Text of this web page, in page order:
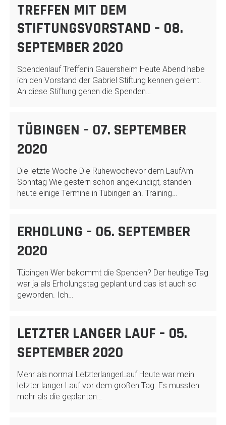
TREFFEN MIT DEM
STIFTUNGSVORSTAND – 08.
SEPTEMBER 2020
Spendenlauf Treffenin Gauersheim Heute Abend habe
ich den Vorstand der Gabriel Stiftung kennen gelernt.
An diese Stiftung gehen die Spenden…
TÜBINGEN – 07. SEPTEMBER
2020
Die letzte Woche Die Ruhewochevor dem LaufAm
Sonntag Wie gestern schon angekündigt, standen
heute einige Termine in Tübingen an. Training…
ERHOLUNG – 06. SEPTEMBER
2020
Tübingen Wer bekommt die Spenden? Der heutige Tag
war ja als Erholungstag geplant und das ist auch so
geworden. Ich…
LETZTER LANGER LAUF – 05.
SEPTEMBER 2020
Mehr als normal LetzterlangerLauf Heute war mein
letzter langer Lauf vor dem großen Tag. Es mussten
mehr als die geplanten…